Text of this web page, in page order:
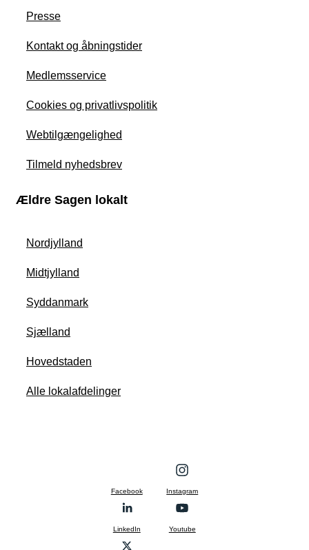
Presse
Kontakt og åbningstider
Medlemsservice
Cookies og privatlivspolitik
Webtilgængelighed
Tilmeld nyhedsbrev
Ældre Sagen lokalt
Nordjylland
Midtjylland
Syddanmark
Sjælland
Hovedstaden
Alle lokalafdelinger
Facebook Instagram
LinkedIn Youtube